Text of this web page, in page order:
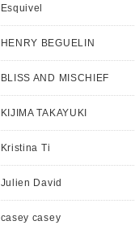
Esquivel
HENRY BEGUELIN
BLISS AND MISCHIEF
KIJIMA TAKAYUKI
Kristina Ti
Julien David
casey casey